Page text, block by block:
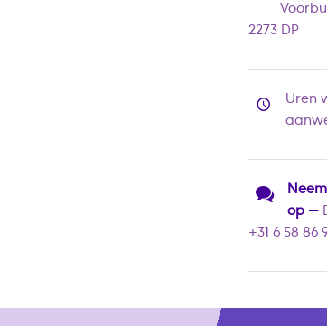
2273 DP
Uren
op—
+31 6 58 86